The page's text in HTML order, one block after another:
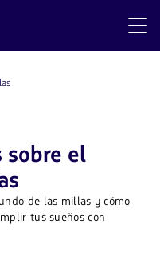
sobre el
de las millas y cómo
tus sueños con